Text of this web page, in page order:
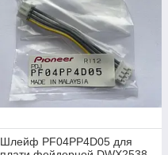
Шлейф PF04PP4D05 для